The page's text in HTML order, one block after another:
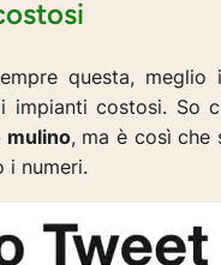
questa, meglio
impianti costosi. So
mulino, ma è così che
i numeri.